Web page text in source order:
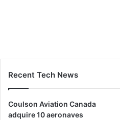
Recent Tech News
Coulson Aviation Canada
adquire 10 aeronaves